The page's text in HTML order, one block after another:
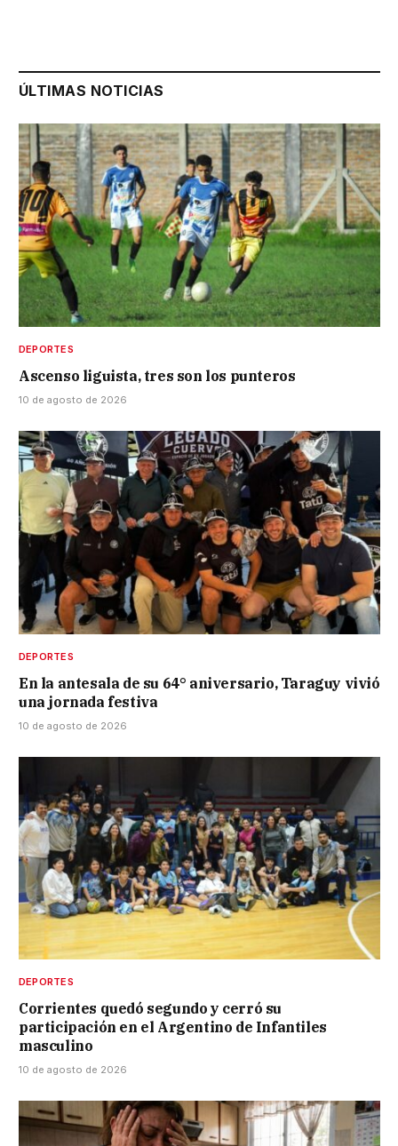
ÚLTIMAS NOTICIAS
DEPORTES
Ascenso liguista, tres son los punteros
10 de agosto de 2026
DEPORTES
En la antesala de su 64° aniversario, Taraguy vivió
una jornada festiva
10 de agosto de 2026
DEPORTES
Corrientes quedó segundo y cerró su
participación en el Argentino de Infantiles
masculino
10 de agosto de 2026